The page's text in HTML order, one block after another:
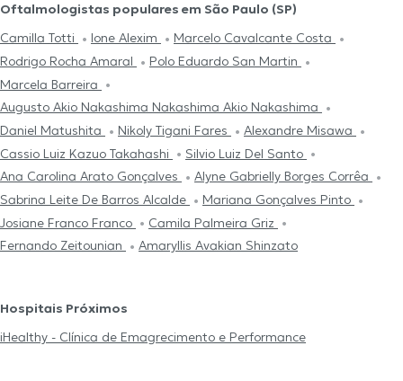
Oftalmologistas populares em São Paulo (SP)
Camilla Totti
Ione Alexim
Marcelo Cavalcante Costa
Rodrigo Rocha Amaral
Polo Eduardo San Martin
Marcela Barreira
Augusto Akio Nakashima Nakashima Akio Nakashima
Daniel Matushita
Nikoly Tigani Fares
Alexandre Misawa
Cassio Luiz Kazuo Takahashi
Silvio Luiz Del Santo
Ana Carolina Arato Gonçalves
Alyne Gabrielly Borges Corrêa
Sabrina Leite De Barros Alcalde
Mariana Gonçalves Pinto
Josiane Franco Franco
Camila Palmeira Griz
Fernando Zeitounian
Amaryllis Avakian Shinzato
Hospitais Próximos
iHealthy - Clínica de Emagrecimento e Performance